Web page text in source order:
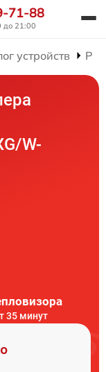
71-88
до 21:00
устройств
W-
35 минут